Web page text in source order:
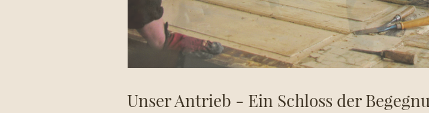
Unser Antrieb - Ein Schloss der